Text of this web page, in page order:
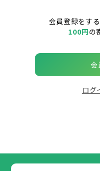
会員登録をす
100円の
会
ログ